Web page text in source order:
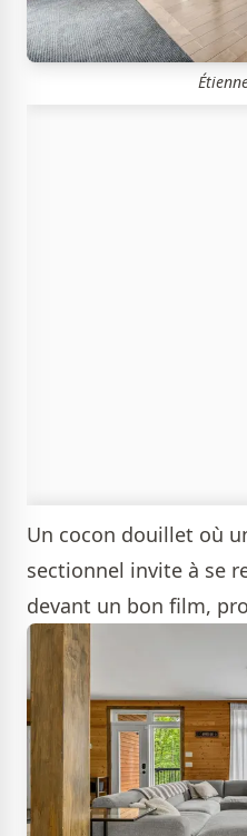
Un cocon douillet où
sectionnel invite à se
devant un bon film,